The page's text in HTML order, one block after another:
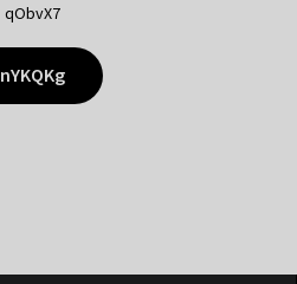
qObvX7
nYKQKg